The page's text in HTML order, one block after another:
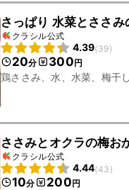
さっぱり 水菜とささみ
クラシル公式
4.39(39)
20分 300円
鶏ささみ、水、水菜、梅干
ささみとオクラの梅お
クラシル公式
4.44(43 )
10分 200円